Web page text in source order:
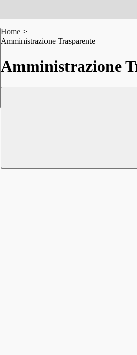
Home >
Amministrazione Trasparente
Amministrazione